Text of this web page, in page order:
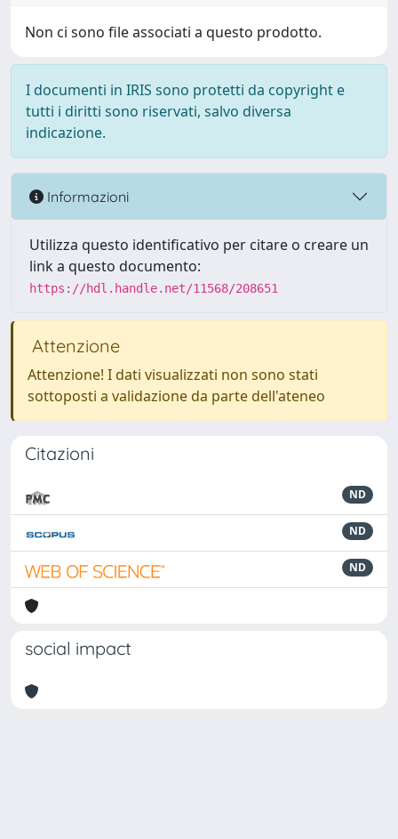
Non ci sono file associati a questo prodotto.
I documenti in IRIS sono protetti da copyright e
tutti i diritti sono riservati, salvo diversa
indicazione.
Informazioni
Utilizza questo identificativo per citare o creare un
link a questo documento:
https://hdl.handle.net/11568/208651
Attenzione
Attenzione! I dati visualizzati non sono stati
sottoposti a validazione da parte dell'ateneo
Citazioni
ND
ND
ND
social impact